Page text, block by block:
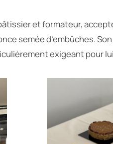
et formateur,
semée d’embûches.
exigeant pour